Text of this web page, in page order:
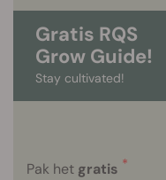
Gratis RQS
Grow Guide!
Stay cultivated!
Pak het gratis *